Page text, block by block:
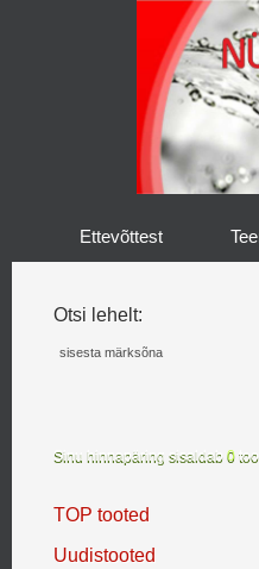
Ettevõttest
Otsi lehelt:
Sinu hinnapäring sisaldab 0
TOP tooted
Uudistooted